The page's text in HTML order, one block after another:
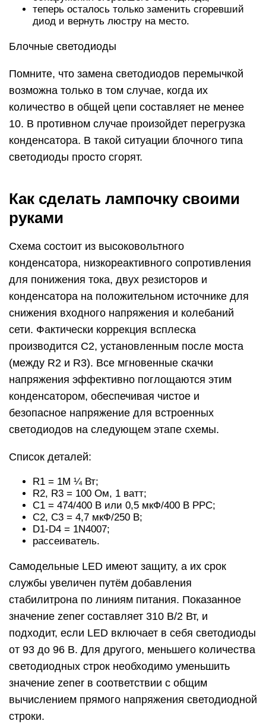
теперь осталось только заменить сгоревший
диод и вернуть люстру на место.
Блочные светодиоды
Помните, что замена светодиодов перемычкой
возможна только в том случае, когда их
количество в общей цепи составляет не менее
10. В противном случае произойдет перегрузка
конденсатора. В такой ситуации блочного типа
светодиоды просто сгорят.
Как сделать лампочку своими
руками
Схема состоит из высоковольтного
конденсатора, низкореактивного сопротивления
для понижения тока, двух резисторов и
конденсатора на положительном источнике для
снижения входного напряжения и колебаний
сети. Фактически коррекция всплеска
производится C2, установленным после моста
(между R2 и R3). Все мгновенные скачки
напряжения эффективно поглощаются этим
конденсатором, обеспечивая чистое и
безопасное напряжение для встроенных
светодиодов на следующем этапе схемы.
Список деталей:
R1 = 1M ¼ Вт;
R2, R3 = 100 Ом, 1 ватт;
C1 = 474/400 В или 0,5 мкФ/400 В PPC;
C2, C3 = 4,7 мкФ/250 В;
D1-D4 = 1N4007;
рассеиватель.
Самодельные LED имеют защиту, а их срок
службы увеличен путём добавления
стабилитрона по линиям питания. Показанное
значение zener составляет 310 В/2 Вт, и
подходит, если LED включает в себя светодиоды
от 93 до 96 В. Для другого, меньшего количества
светодиодных строк необходимо уменьшить
значение zener в соответствии с общим
вычислением прямого напряжения светодиодной
строки.